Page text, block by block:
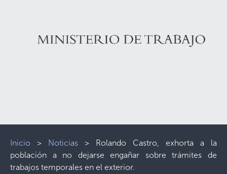
Inicio > Noticias > Rolando Castro, exhorta a la
población a no dejarse engañar sobre trámites de
trabajos temporales en el exterior.